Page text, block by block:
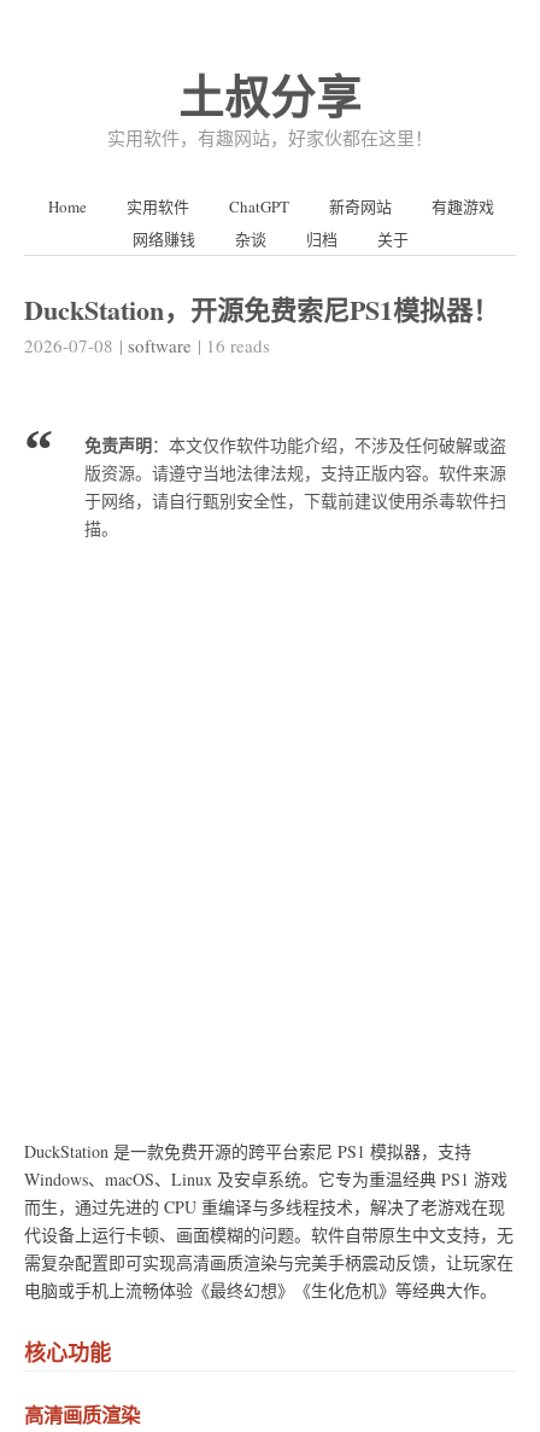
土叔分享
实用软件，有趣网站，好家伙都在这里！
Home 实用软件 ChatGPT 新奇网站
有趣游戏
网络赚钱
杂谈 归档 关于
DuckStation，开源免费索尼PS1模拟器！
2026-07-08 | software | 16 reads
免责声明：本文仅作软件功能介绍，不涉及任何破解或盗
版资源。请遵守当地法律法规，支持正版内容。软件来源
于网络，请自行甄别安全性，下载前建议使用杀毒软件扫
描。
DuckStation 是一款免费开源的跨平台索尼 PS1 模拟器，支持
Windows、macOS、Linux 及安卓系统。它专为重温经典 PS1 游戏
而生，通过先进的 CPU 重编译与多线程技术，解决了老游戏在现
代设备上运行卡顿、画面模糊的问题。软件自带原生中文支持，无
需复杂配置即可实现高清画质渲染与完美手柄震动反馈，让玩家在
电脑或手机上流畅体验《最终幻想》《生化危机》等经典大作。
核心功能
高清画质渲染